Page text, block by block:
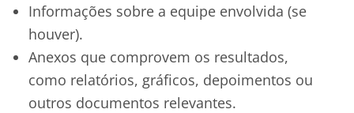
Informações sobre a equipe envolvida (se
houver).
Anexos que comprovem os resultados,
como relatórios, gráficos, depoimentos ou
outros documentos relevantes.